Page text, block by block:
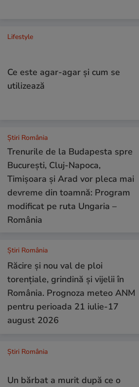
Lifestyle
Ce este agar-agar și cum se
utilizează
Știri România
Trenurile de la Budapesta spre
București, Cluj-Napoca,
Timișoara și Arad vor pleca mai
devreme din toamnă: Program
modificat pe ruta Ungaria –
România
Știri România
Răcire și nou val de ploi
torențiale, grindină și vijelii în
România. Prognoza meteo ANM
pentru perioada 21 iulie-17
august 2026
Știri România
Un bărbat a murit după ce o